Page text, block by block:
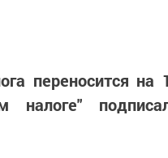
переносится на 1
налоге"